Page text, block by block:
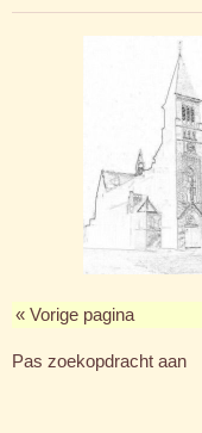
« Vorige pagina
Pas zoekopdracht aan